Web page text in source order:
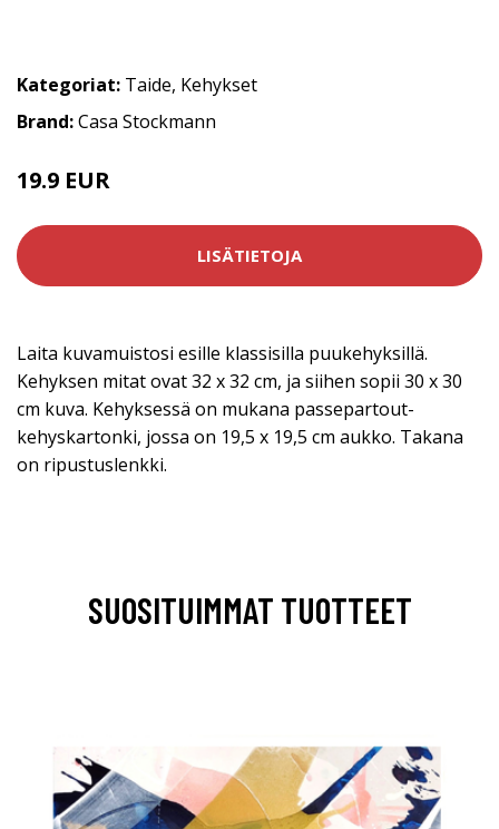
Kategoriat: Taide, Kehykset
Brand:Casa Stockmann
19.9 EUR
LISÄTIETOJA
Laita kuvamuistosi esille klassisilla puukehyksillä.
Kehyksen mitat ovat 32 x 32 cm, ja siihen sopii 30 x 30
cm kuva. Kehyksessä on mukana passepartout-
kehyskartonki, jossa on 19,5 x 19,5 cm aukko. Takana
on ripustuslenkki.
SUOSITUIMMAT TUOTTEET